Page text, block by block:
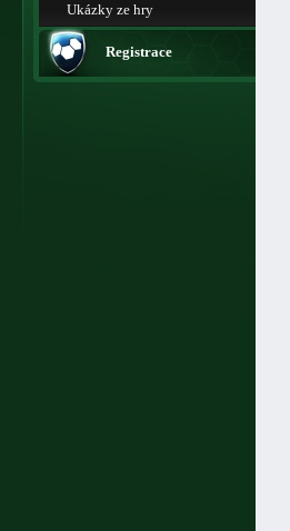
Ukázky ze hry
Registrace